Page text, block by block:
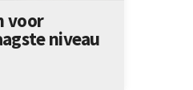
voor
niveau